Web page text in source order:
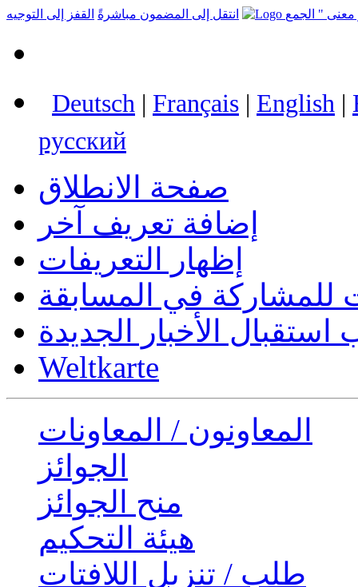
انتقل إلى المضمون مباشرةً القفز إلى التوجيه
Deutsch | Français | English |
русский
صفحة الانطلاق
إضافة تعريف آخر
إظهار التعريفات
للمشاركة في المسابقة
الأخبار الجديدة
Weltkarte
المعاونون / المعاونات
الجوائز
منح الجوائز
هيئة التحكيم
طلب / تنزيل اللافتات